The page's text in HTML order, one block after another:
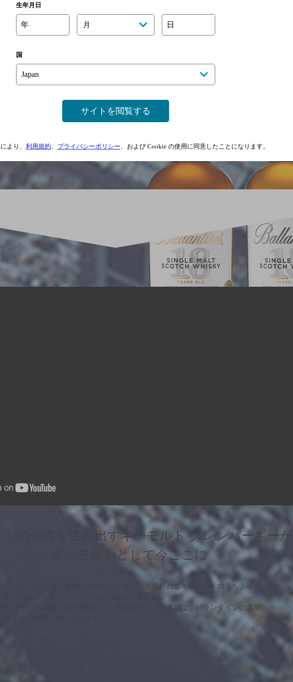
の個性を生み出すキーモルト グレンバーギーが
シングルモルトとして今ここに
ウイスキーの王道と形容されるバランタインで使われるキーモルトのうち、味わ
けている「グレンバーギー」を商品化しました。
モルトとして最適な品質管理のもと熟成させたこの逸品は、バランタインの多層
味わいを紐解く鍵となります。
生年月日
年 月 日
国
サイトを閲覧する
より、 利用規約、 プライバシーポリシー、および Cookie の使用に同意したことになります。